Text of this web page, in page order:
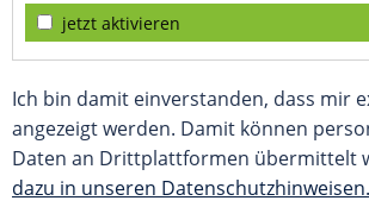
jetzt aktivieren
Ich bin damit einverstanden, dass mir
angezeigt werden. Damit können
Daten an Drittplattformen übermittelt
dazu in unseren Datenschutzhinweisen.